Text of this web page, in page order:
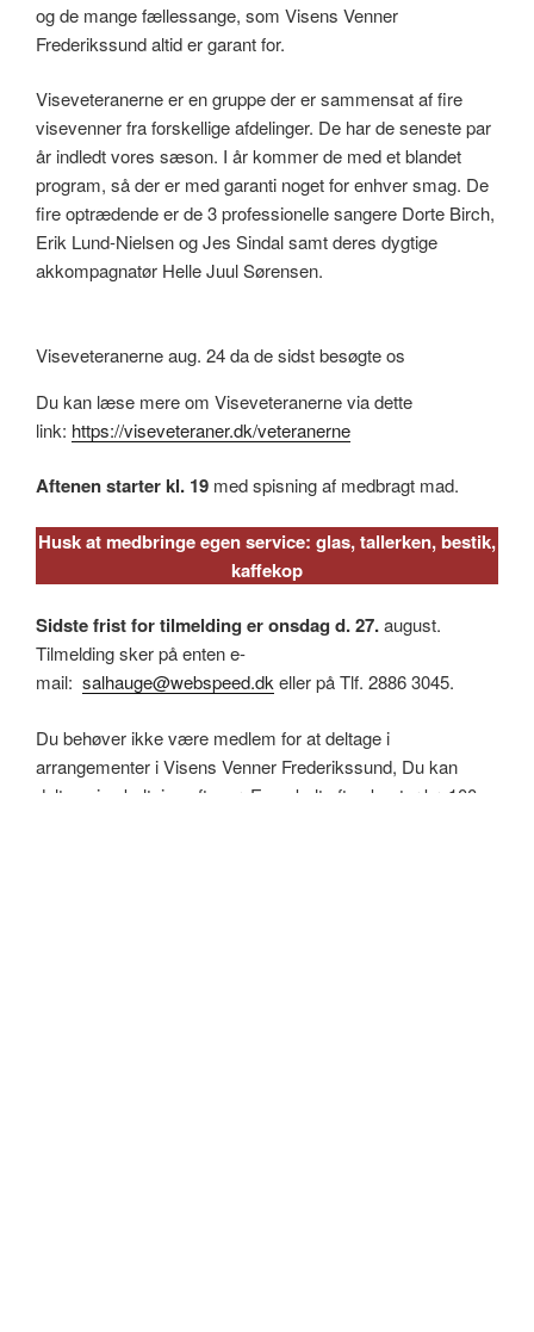
og de mange fællessange, som Visens Venner
Frederikssund altid er garant for.
Viseveteranerne er en gruppe der er sammensat af fire
visevenner fra forskellige afdelinger. De har de seneste par
år indledt vores sæson. I år kommer de med et blandet
program, så der er med garanti noget for enhver smag. De
fire optrædende er de 3 professionelle sangere Dorte Birch,
Erik Lund-Nielsen og Jes Sindal samt deres dygtige
akkompagnatør Helle Juul Sørensen.
Viseveteranerne aug. 24 da de sidst besøgte os
Du kan læse mere om Viseveteranerne via dette
link: https://viseveteraner.dk/veteranerne
Aftenen starter kl. 19 med spisning af medbragt mad.
Husk at medbringe egen service: glas, tallerken, bestik,
kaffekop
Sidste frist for tilmelding er onsdag d. 27.august.
Tilmelding sker på enten e-
mail: salhauge@webspeed.dk eller på Tlf. 2886 3045.
Du behøver ikke være medlem for at deltage i
arrangementer i Visens Venner Frederikssund, Du kan
deltage i enkeltvise aftener. En enkelt aften koster kr. 100